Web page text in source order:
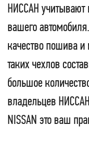
НИССАН учитывают
вашего
качество пошива
таких чехлов
большое
владельцев
NISSAN это ваш